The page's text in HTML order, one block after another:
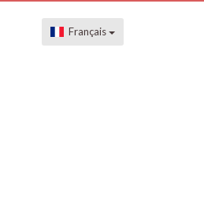
Français